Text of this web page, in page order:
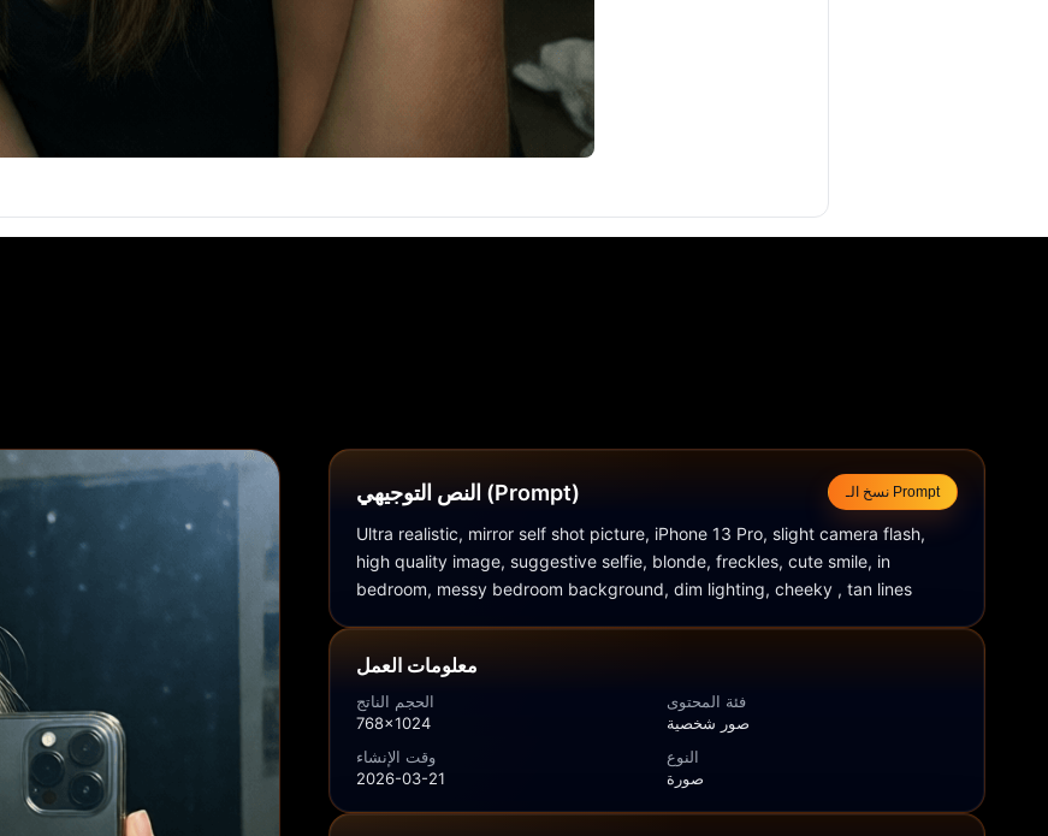
النص التوجيهي (Prompt) نسخ الـ Prompt
Ultra realistic, mirror self shot picture, iPhone 13 Pro, slight camera flash,
high quality image, suggestive selfie, blonde, freckles, cute smile, in
bedroom, messy bedroom background, dim lighting, cheeky , tan lines
معلومات العمل
الحجم الناتج
768x1024
فئة المحتوى
صور شخصية
وقت الإنشاء
2026-03-21
النوع
صورة